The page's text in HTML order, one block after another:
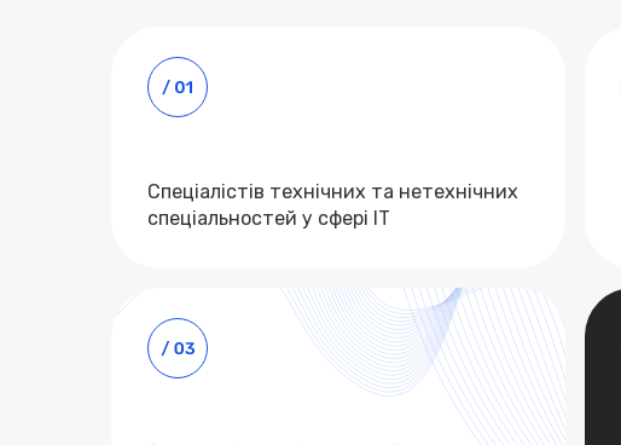
Спеціалістів технічних та нетехнічних
спеціальностей у сфері ІT